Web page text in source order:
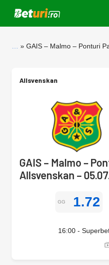
GAIS – Malmo – Ponturi
Allsvenskan
GAIS – Malmo –
Allsvenskan –
GG 1.72
16:00 -